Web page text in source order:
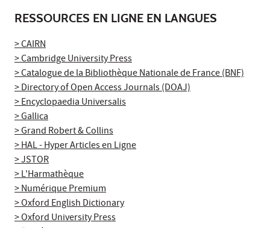
RESSOURCES EN LIGNE EN LANGUES
> CAIRN
> Cambridge University Press
> Catalogue de la Bibliothèque Nationale de France (BNF)
> Directory of Open Access Journals (DOAJ)
> Encyclopaedia Universalis
> Gallica
> Grand Robert & Collins
> HAL - Hyper Articles en Ligne
> JSTOR
> L'Harmathèque
> Numérique Premium
> Oxford English Dictionary
> Oxford University Press